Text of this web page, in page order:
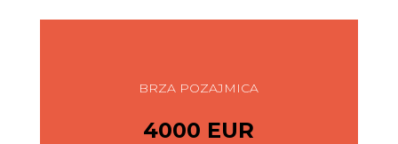
BRZA POZAJMICA
4000 EUR